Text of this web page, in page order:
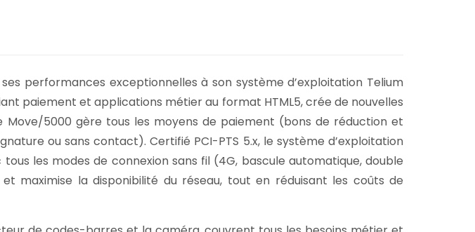
performances exceptionnelles à son système d’exploitation Telium
paiement et applications métier au format HTML5, crée de nouvelles
5000 gère tous les moyens de paiement (bons de réduction et
ou sans contact). Certifié PCI-PTS 5.x, le système d’exploitation
les modes de connexion sans fil (4G, bascule automatique, double
maximise la disponibilité du réseau, tout en réduisant les coûts de